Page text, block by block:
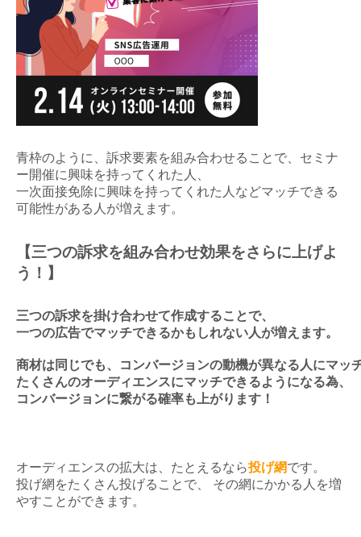
青枠のように、訴求要素を組み合わせることで、セミナ
ー開催に興味を持ってくれた人、
一次面接免除に興味を持ってくれた人などマッチできる
可能性がある人が増えます。
【三つの訴求を組み合わせ効果をさらに上げよ
う！】
三つの訴求を掛け合わせて作成することで、
一つの広告でマッチできるかもしれない人が増えます。
商材は同じでも、コンバージョンの動機が異なる人にマッ
コンバージョンに繋がる確率も上がります！
オーディエンスの拡大は、たとえるなら投げ網です。
投げ網をたくさん投げることで、
その網にかかる人を増
やすことができます。